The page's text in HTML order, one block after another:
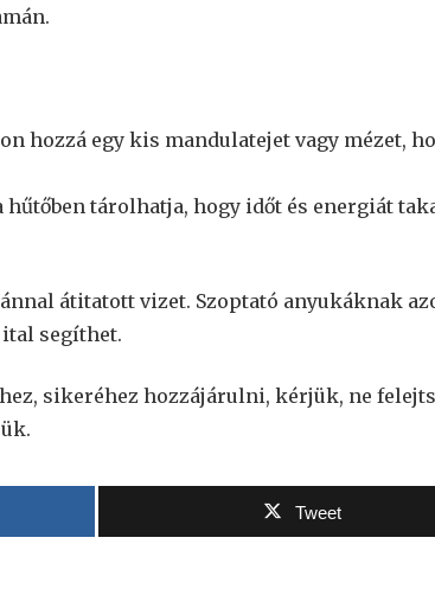
hozzá egy kis mandulatejet vagy mézet,
hűtőben tárolhatja, hogy időt és energiát
átitatott vizet. Szoptató anyukáknak
ital segíthet.
sikeréhez hozzájárulni, kérjük, ne
Tweet